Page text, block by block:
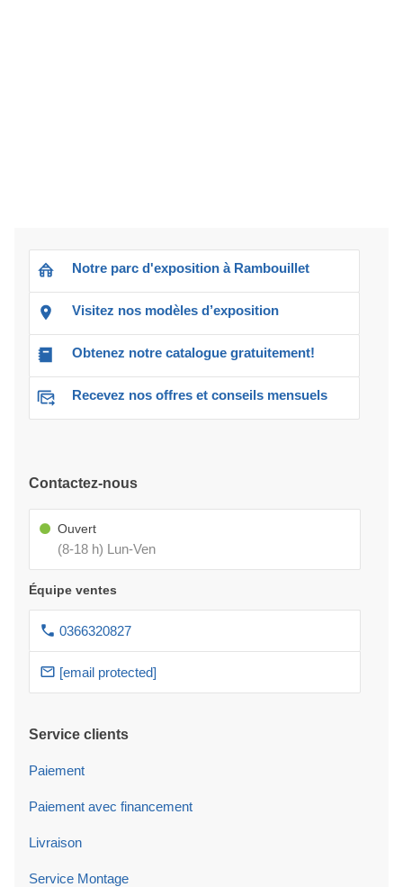
Notre parc d'exposition à Rambouillet
Visitez nos modèles d’exposition
Obtenez notre catalogue gratuitement!
Recevez nos offres et conseils mensuels
Contactez-nous
Ouvert
(8-18 h) Lun-Ven
Équipe ventes
0366320827
[email protected]
Service clients
Paiement
Paiement avec financement
Livraison
Service Montage